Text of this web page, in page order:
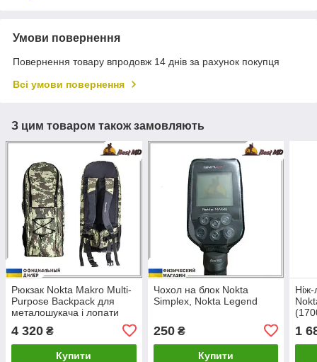
Умови повернення
Повернення товару впродовж 14 днів за рахунок покупця
Всі умови повернення
З цим товаром також замовляють
Рюкзак Nokta Makro Multi-
Purpose Backpack для
металошукача і лопати
4 320 ₴
Купити
Чохол на блок Nokta
Simplex, Nokta Legend
250₴
Купити
1